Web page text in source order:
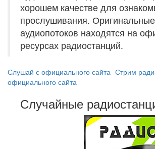
хорошем качестве для
прослушивания.
аудиопотоков находятся на
ресурсах радиостанций.
Слушай с официального сайта Стрим
официального сайта
Случайные